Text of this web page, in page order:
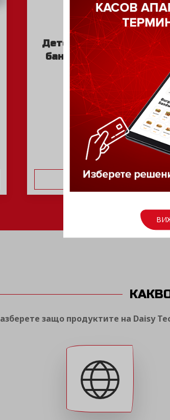
Детектор за фалшиви
банкноти Olympia NC
375
ВИЖ ОЩЕ
защо продуктите на Daisy